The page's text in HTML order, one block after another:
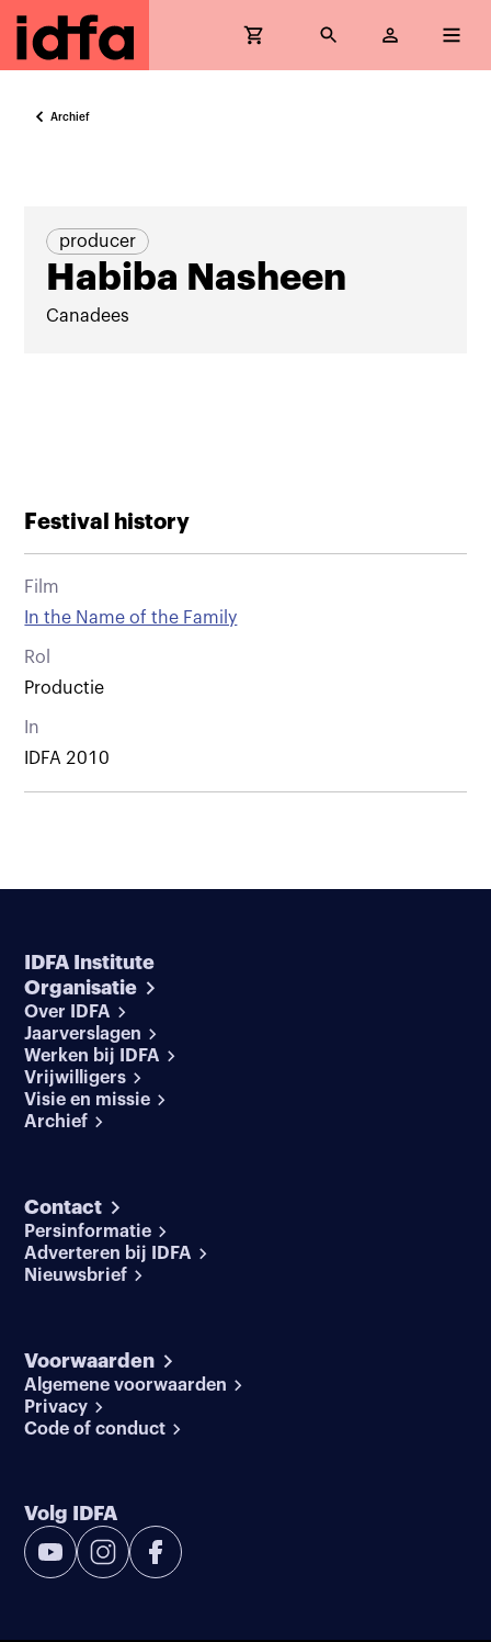
Archief
producer
Habiba Nasheen
Canadees
Festival history
Film
In the Name of the Family
Rol
Productie
In
IDFA 2010
IDFA Institute
Organisatie
Over IDFA
Jaarverslagen
Werken bij IDFA
Vrijwilligers
Visie en missie
Archief
Contact
Persinformatie
Adverteren bij IDFA
Nieuwsbrief
Voorwaarden
Algemene voorwaarden
Privacy
Code of conduct
Volg IDFA